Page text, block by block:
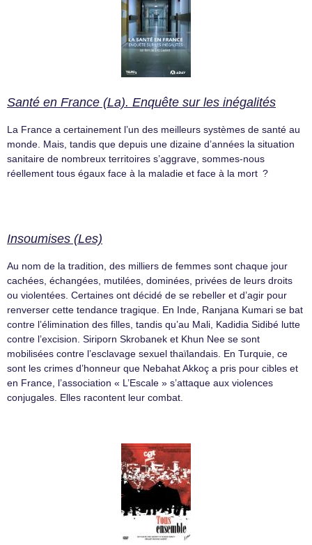
Santé en France (La). Enquête sur les inégalités
La France a certainement l’un des meilleurs systèmes de santé au
monde. Mais, tandis que depuis une dizaine d’années la situation
sanitaire de nombreux territoires s’aggrave, sommes-nous
réellement tous égaux face à la maladie et face à la mort ?
Insoumises (Les)
Au nom de la tradition, des milliers de femmes sont chaque jour
cachées, échangées, mutilées, dominées, privées de leurs droits
ou violentées. Certaines ont décidé de se rebeller et d’agir pour
renverser cette tendance tragique. En Inde, Ranjana Kumari se bat
contre l’élimination des filles, tandis qu’au Mali, Kadidia Sidibé lutte
contre l’excision. Siriporn Skrobanek et Khun Nee se sont
mobilisées contre l’esclavage sexuel thaïlandais. En Turquie, ce
sont les crimes d’honneur que Nebahat Akkoç a pris pour cibles et
en France, l’association « L’Escale » s’attaque aux violences
conjugales. Elles racontent leur combat.